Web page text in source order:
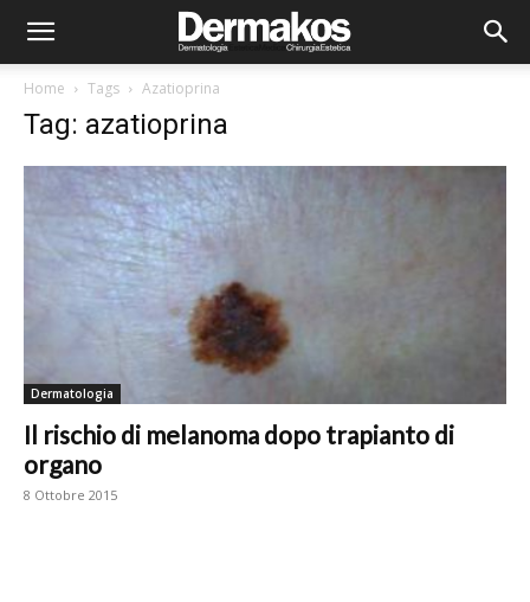
Home Tags Azatioprina
Tag: azatioprina
Dermatologia
Il rischio di melanoma dopo trapianto di
organo
8 Ottobre 2015